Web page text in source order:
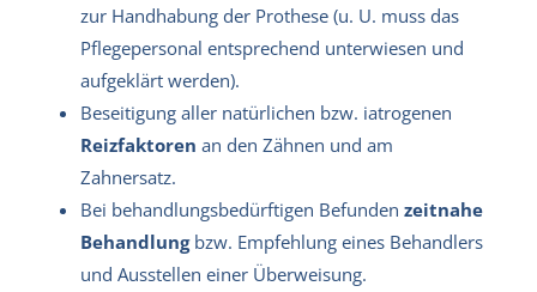
zur Handhabung der Prothese (u. U. muss das
Pflegepersonal entsprechend unterwiesen und
aufgeklärt werden).
Beseitigung aller natürlichen bzw. iatrogenen
Reizfaktoren an den Zähnen und am
Zahnersatz.
Bei behandlungsbedürftigen Befunden zeitnahe
Behandlungbzw. Empfehlung eines Behandlers
und Ausstellen einer Überweisung.